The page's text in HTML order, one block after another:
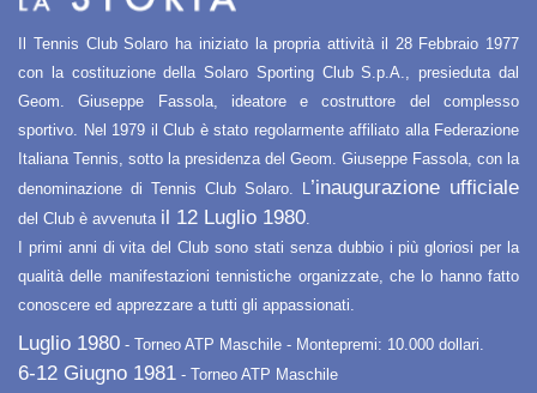
Il Tennis Club Solaro ha iniziato la propria attività il 28 Febbraio 1977
con la costituzione della Solaro Sporting Club S.p.A., presieduta dal
Geom. Giuseppe Fassola, ideatore e costruttore del complesso
sportivo. Nel 1979 il Club è stato regolarmente affiliato alla Federazione
Italiana Tennis, sotto la presidenza del Geom. Giuseppe Fassola, con la
denominazione di Tennis Club Solaro. L’inaugurazione ufficiale
del Club è avvenuta il 12 Luglio 1980.
I primi anni di vita del Club sono stati senza dubbio i più gloriosi per la
qualità delle manifestazioni tennistiche organizzate, che lo hanno fatto
conoscere ed apprezzare a tutti gli appassionati.
Luglio 1980 - Torneo ATP Maschile - Montepremi: 10.000 dollari.
6-12 Giugno 1981 - Torneo ATP Maschile